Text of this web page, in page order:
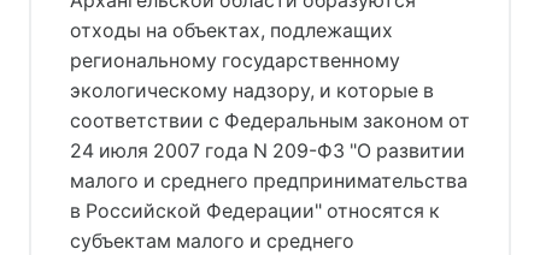
отходы на объектах, подлежащих
региональному государственному
экологическому надзору, и которые в
соответствии с Федеральным законом от
24 июля 2007 года N 209-ФЗ "О развитии
малого и среднего предпринимательства
в Российской Федерации" относятся к
субъектам малого и среднего